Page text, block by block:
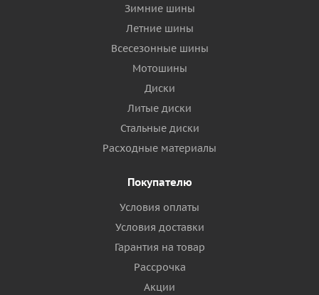
Зимние шины
Летние шины
Всесезонные шины
Мотошины
Диски
Литые диски
Стальные диски
Расходные материалы
Покупателю
Условия оплаты
Условия доставки
Гарантия на товар
Рассрочка
Акции